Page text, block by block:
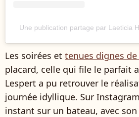
Une publication partage par Laeticia
Les soirées et tenues dignes de
placard, celle qui file le parfait
Lespert a pu retrouver le
journée idyllique. Sur
instant sur un bateau, avec